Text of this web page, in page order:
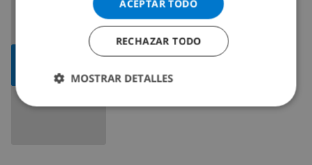
MAPA
ACEPTAR TODO
RECHAZAR TODO
MOSTRAR DETALLES